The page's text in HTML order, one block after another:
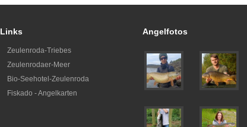
Links
Zeulenroda-Triebes
Zeulenrodaer-Meer
Bio-Seehotel-Zeulenroda
Fiskado - Angelkarten
Angelfotos